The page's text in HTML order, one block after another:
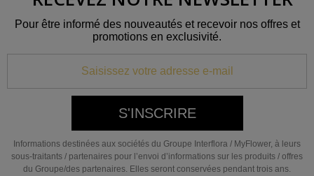
Pour être informé des nouveautés et recevoir nos offres et
promotions en exclusivité.
S'INSCRIRE
Informations destinées aux sociétés du Groupe Interflora / MyFlower, à leurs
sous-traitants / partenaires pour l’envoi d’informations sur les produits / offres
du Groupe/des partenaires. Elles seront conservées pendant trois ans.